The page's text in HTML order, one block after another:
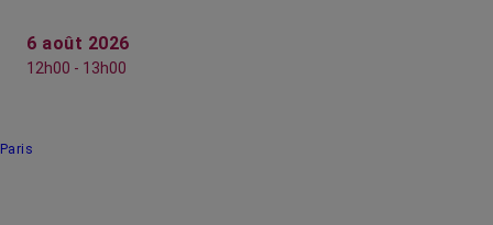
6 août 2026
12h00 - 13h00
Paris